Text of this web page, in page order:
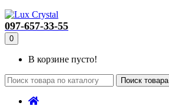
097-657-33-55
0
В корзине пусто!
Поиск